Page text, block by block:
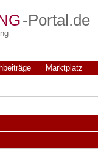
-Portal.de
Marktplatz